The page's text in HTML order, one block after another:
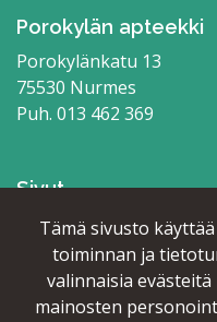
Tämä sivusto
toiminnan ja
valinnaisia
mainosten
Porokylän apteekki
Porokylänkatu 13
75530 Nurmes
Puh. 013 462 369
Sivut
Etusivu
Palvelut
Kosmetiikka
Hyödyllistä tietoa